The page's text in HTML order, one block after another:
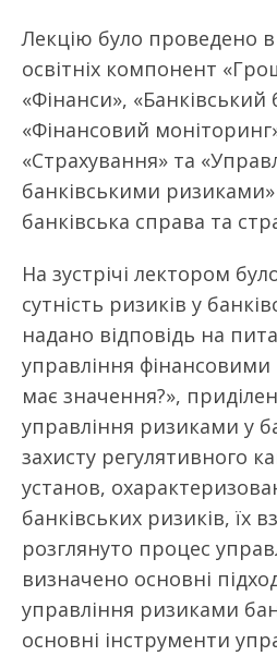
Лекцію було проведено
освітніх компонент
«Фінанси», «Банківський
«Фінансовий
«Страхування» та
банківськими
банківська справа та
На зустрічі лектором
сутність ризиків у
надано відповідь на
управління
має значення?»,
управління ризиками у
захисту регулятивного
установ,
банківських ризиків, їх
розглянуто процес
визначено основні
управління ризиками
основні інструменти